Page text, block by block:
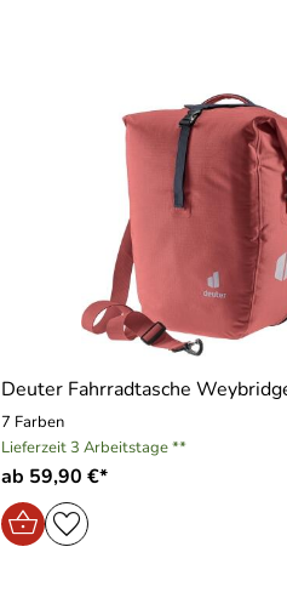
Deuter Fahrradtasche
7 Farben
Lieferzeit 3 Arbeitstage **
ab 59,90 €*